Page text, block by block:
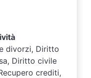
divorzi, Diritto
Diritto civile
crediti,